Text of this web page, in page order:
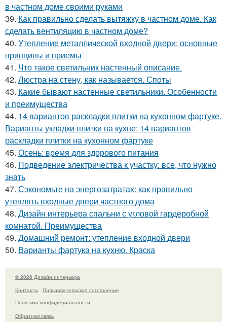
в частном доме своими руками
39. Как правильно сделать вытяжку в частном доме. Как
сделать вентиляцию в частном доме?
40. Утепление металлической входной двери: основные
принципы и приемы
41. Что такое светильник настенный описание.
42. Люстра на стену, как называется. Споты
43. Какие бывают настенные светильники. Особенности
и преимущества
44. 14 вариантов раскладки плитки на кухонном фартуке.
Варианты укладки плитки на кухне: 14 вариантов
раскладки плитки на кухонном фартуке
45. Осень: время для здорового питания
46. Подведение электричества к участку: все, что нужно
знать
47. Сэкономьте на энергозатратах: как правильно
утеплять входные двери частного дома
48. Дизайн интерьера спальни с угловой гардеробной
комнатой. Преимущества
49. Домашний ремонт: утепление входной двери
50. Варианты фартука на кухню. Краска
© 2026 Дизайн интерьера
Контакты
Пользовательское соглашение
Политика конфидециальности
Обратная связь